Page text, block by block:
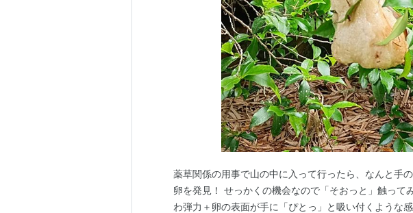
薬草関係の用事で山の中に入って行ったら、なんと手
卵を発見！ せっかくの機会なので「そおっと」触って
わ弾力＋卵の表面が手に「ぴとっ」と吸い付くような